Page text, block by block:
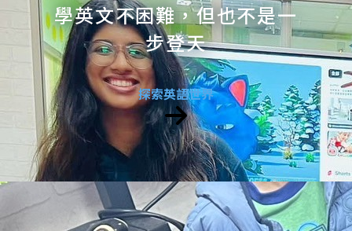
學英文不困難，但也不是一
步登天
探索英語世界